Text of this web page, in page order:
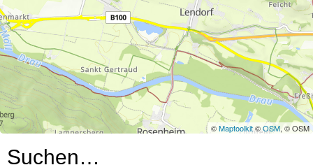
©Maptoolkit©OSM, © OSM
Suchen…